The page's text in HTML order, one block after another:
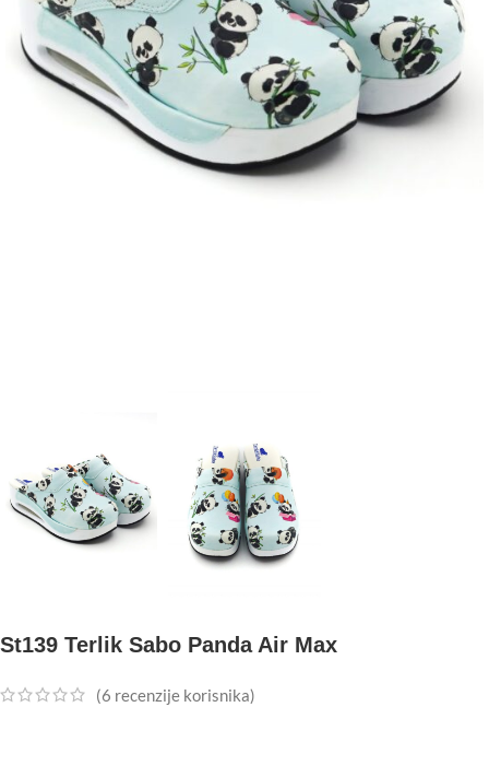
St139 Terlik Sabo Panda Air Max
(6 recenzije korisnika)